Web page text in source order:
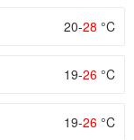
20-28 °C
19-26 °C
19-26 °C